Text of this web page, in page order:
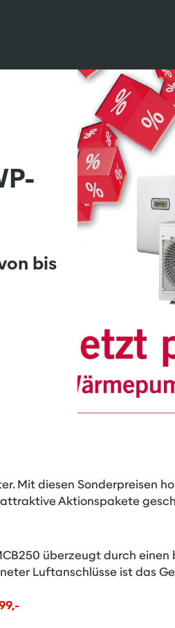
bis
Mit diesen Sonderpreisen
Aktionspakete
überzeugt durch einen
Luftanschlüsse ist das